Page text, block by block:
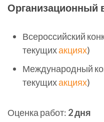
Организационный
Всероссийский
текущихакциях)
Международный
текущихакциях)
Оценка работ: 2 дня